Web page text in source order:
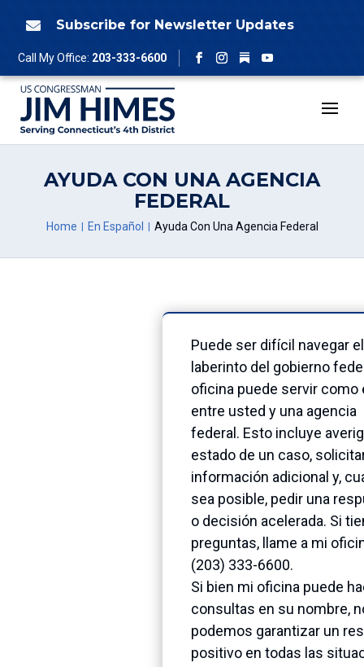
 Subscribe for Newsletter Updates
Call My Office: 203-333-6600
Facebook
Instagram
Follow
YouTube
AYUDA CON UNA AGENCIA
FEDERAL
Home En Español Ayuda Con Una Agencia Federal
Puede ser difícil navegar el
laberinto del gobierno
oficina puede servir como
entre usted y una agencia
federal. Esto incluye
estado de un caso,
información adicional y,
sea posible, pedir una
o decisión acelerada. Si
preguntas, llame a mi
(203) 333-6600.
Si bien mi oficina puede
consultas en su nombre,
podemos garantizar un
positivo en todas las